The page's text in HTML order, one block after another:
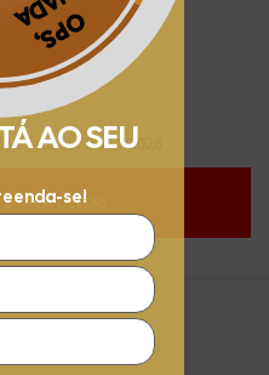
e faça até 30/11/2026
FAÇA DEPOIS
cadastrar na
e ofertas exclusivas da